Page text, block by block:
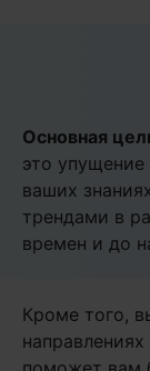
Основная
это
ваших
трендами в
времен и до
Кроме того,